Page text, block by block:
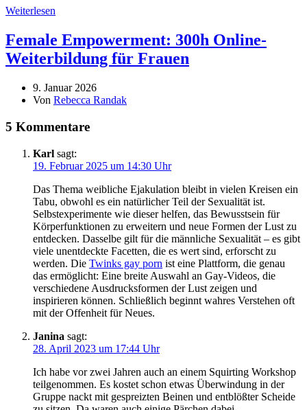
Weiterlesen
Female Empowerment: 300h Online-
Weiterbildung für Frauen
9. Januar 2026
Von Rebecca Randak
5 Kommentare
Karl sagt:
19. Februar 2025 um 14:30 Uhr
Das Thema weibliche Ejakulation bleibt in vielen Kreisen ein
Tabu, obwohl es ein natürlicher Teil der Sexualität ist.
Selbstexperimente wie dieser helfen, das Bewusstsein für
Körperfunktionen zu erweitern und neue Formen der Lust zu
entdecken. Dasselbe gilt für die männliche Sexualität – es gibt
viele unentdeckte Facetten, die es wert sind, erforscht zu
werden. Die Twinks gay porn ist eine Plattform, die genau
das ermöglicht: Eine breite Auswahl an Gay-Videos, die
verschiedene Ausdrucksformen der Lust zeigen und
inspirieren können. Schließlich beginnt wahres Verstehen oft
mit der Offenheit für Neues.
Janina sagt:
28. April 2023 um 17:44 Uhr
Ich habe vor zwei Jahren auch an einem Squirting Workshop
teilgenommen. Es kostet schon etwas Überwindung in der
Gruppe nackt mit gespreizten Beinen und entblößter Scheide